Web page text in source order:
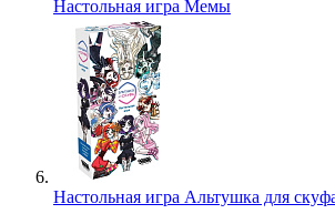
Настольная игра Мемы
Настольная игра Альтушка для